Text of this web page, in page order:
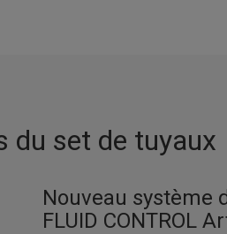
du set de tuyaux
Nouveau système
FLUID CONTROL